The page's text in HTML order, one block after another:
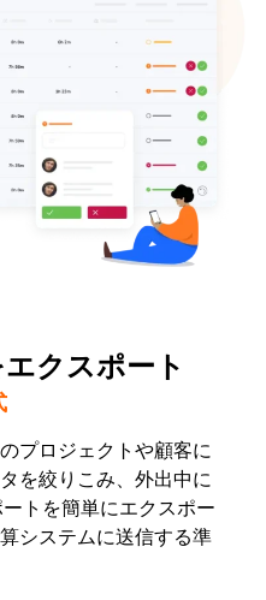
クスポート
プロジェクトや顧客に
を絞りこみ、外出中に
トを簡単にエクスポー
システムに送信する準